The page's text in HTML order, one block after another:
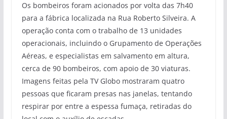
Os bombeiros foram acionados por volta das 7h40
para a fábrica localizada na Rua Roberto Silveira. A
operação conta com o trabalho de 13 unidades
operacionais, incluindo o Grupamento de Operações
Aéreas, e especialistas em salvamento em altura,
cerca de 90 bombeiros, com apoio de 30 viaturas.
Imagens feitas pela TV Globo mostraram quatro
pessoas que ficaram presas nas janelas, tentando
respirar por entre a espessa fumaça, retiradas do